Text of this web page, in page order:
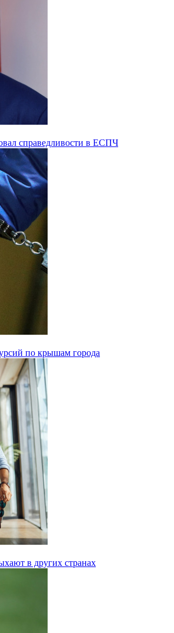
справедливости в ЕСПЧ
по крышам города
в других странах